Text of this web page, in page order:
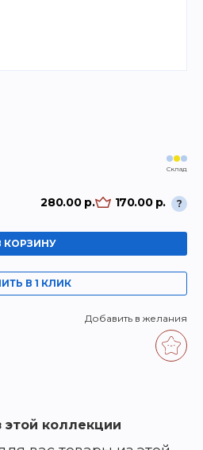
Склад
280.00 р. 170.00 р. ?
КОРЗИНУ
В 1 КЛИК
Добавить в желания
этой коллекции